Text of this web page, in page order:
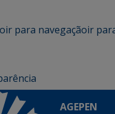
ir para navegaçãoir
AGEPEN